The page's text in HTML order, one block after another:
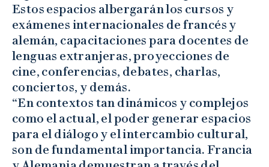
Estos espacios albergarán los cursos y
exámenes internacionales de francés y
alemán, capacitaciones para docentes de
lenguas extranjeras, proyecciones de
cine, conferencias, debates, charlas,
conciertos, y demás.
“En contextos tan dinámicos y complejos
como el actual, el poder generar espacios
para el diálogo y el intercambio cultural,
son de fundamental importancia. Francia